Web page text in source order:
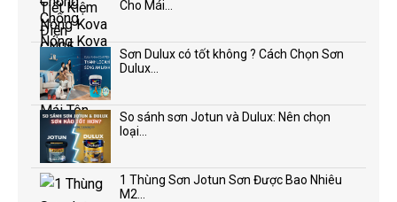
Cho Mái...
Sơn Dulux có tốt không ? Cách Chọn Sơn
Dulux...
So sánh sơn Jotun và Dulux: Nên chọn
loại...
1 Thùng Sơn Jotun Sơn Được Bao Nhiêu
M2...